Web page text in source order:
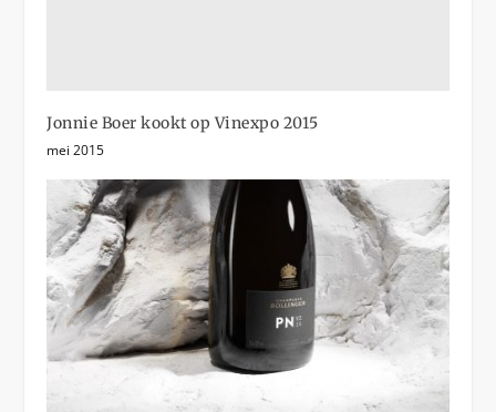
Jonnie Boer kookt op Vinexpo 2015
mei 2015